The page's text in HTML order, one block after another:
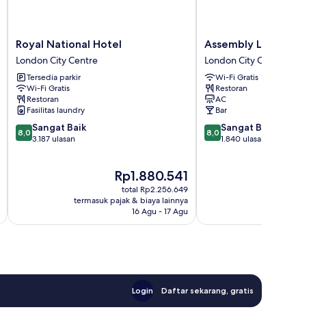
Royal
National
Hotel
London
City
Centre
Royal National Hotel
London City Centre
Tersedia parkir
Wi-Fi Gratis
Restoran
Fasilitas laundry
8.0
dari
8,0 Sangat Baik
3.187 ulasan
Harga
sekarang
Rp1.880.541
Rp1.880.541
total Rp2.256.649
termasuk pajak & biaya lainnya
16 Agu - 17 Agu
Assembly
Leicester
Square
London
City
Centre
Assembly Leicester
London City Centre
Wi-Fi Gratis
Restoran
AC
Bar
8.0
dari
8,0 Sangat Baik
1.840 ulasan
Login Daftar sekarang, gratis